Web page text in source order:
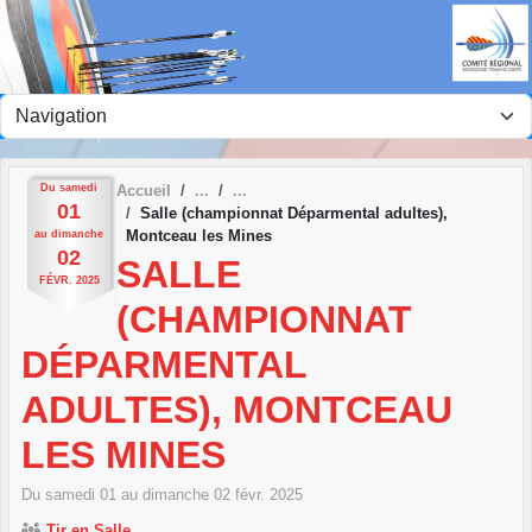
Du samedi
01
au dimanche
02
FÉVR. 2025
Accueil
Salle (championnat Déparmental adultes),
Montceau les Mines
SALLE
(CHAMPIONNAT
DÉPARMENTAL
ADULTES), MONTCEAU
LES MINES
Du samedi 01 au dimanche 02 févr. 2025
Panneau de gestion des cookies